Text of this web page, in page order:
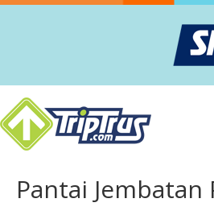
Pantai Jembatan